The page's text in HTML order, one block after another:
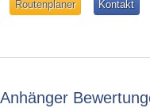
Routenplaner Kontakt
Anhänger